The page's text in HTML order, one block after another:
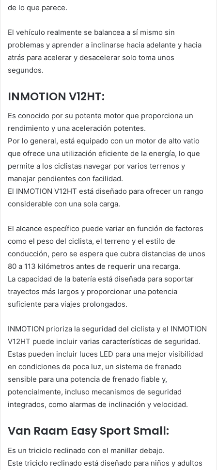
de lo que parece.
El vehículo realmente se balancea a sí mismo sin
problemas y aprender a inclinarse hacia adelante y hacia
atrás para acelerar y desacelerar solo toma unos
segundos.
INMOTION V12HT:
Es conocido por su potente motor que proporciona un
rendimiento y una aceleración potentes.
Por lo general, está equipado con un motor de alto vatio
que ofrece una utilización eficiente de la energía, lo que
permite a los ciclistas navegar por varios terrenos y
manejar pendientes con facilidad.
El INMOTION V12HT está diseñado para ofrecer un rango
considerable con una sola carga.
El alcance específico puede variar en función de factores
como el peso del ciclista, el terreno y el estilo de
conducción, pero se espera que cubra distancias de unos
80 a 113 kilómetros antes de requerir una recarga.
La capacidad de la batería está diseñada para soportar
trayectos más largos y proporcionar una potencia
suficiente para viajes prolongados.
INMOTION prioriza la seguridad del ciclista y el INMOTION
V12HT puede incluir varias características de seguridad.
Estas pueden incluir luces LED para una mejor visibilidad
en condiciones de poca luz, un sistema de frenado
sensible para una potencia de frenado fiable y,
potencialmente, incluso mecanismos de seguridad
integrados, como alarmas de inclinación y velocidad.
Van Raam Easy Sport Small:
Es un triciclo reclinado con el manillar debajo.
Este triciclo reclinado está diseñado para niños y adultos